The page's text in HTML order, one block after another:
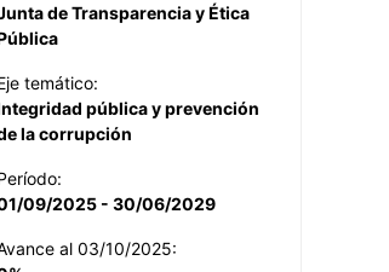
de Transparencia y Ética
temático:
pública y prevención
la corrupción
09/2025 - 30/06/2029
al 03/10/2025: